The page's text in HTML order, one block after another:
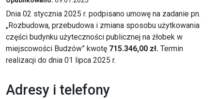
Dnia 02 stycznia 2025 r. podpisano umowę na zadanie pn.
„Rozbudowa, przebudowa i zmiana sposobu użytkowania
części budynku użyteczności publicznej na żłobek w
miejscowości Budzów” kwotę 715.346,00 zł. Termin
realizacji do dnia 01 lipca 2025 r.
Adresy i telefony